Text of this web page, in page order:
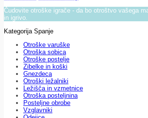
Čudovite otroške igrače - da bo otroštvo vašega
in igrivo.
Kategorija Spanje
Otroške varuške
Otroška sobica
Otroške postelje
Zibelke in koški
Gnezdeca
Otroški ležalniki
Ležišča in vzmetnice
Otroška posteljnina
Posteljne obrobe
Vzglavniki